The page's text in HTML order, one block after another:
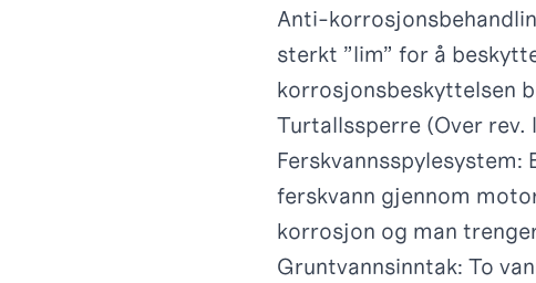
Anti-
sterkt ”lim” for å
korrosjonsbeskyttelsen
Turtallssperre (Over
Ferskvannsspylesystem:
ferskvann gjennom
korrosjon og man
Gruntvannsinntak: To